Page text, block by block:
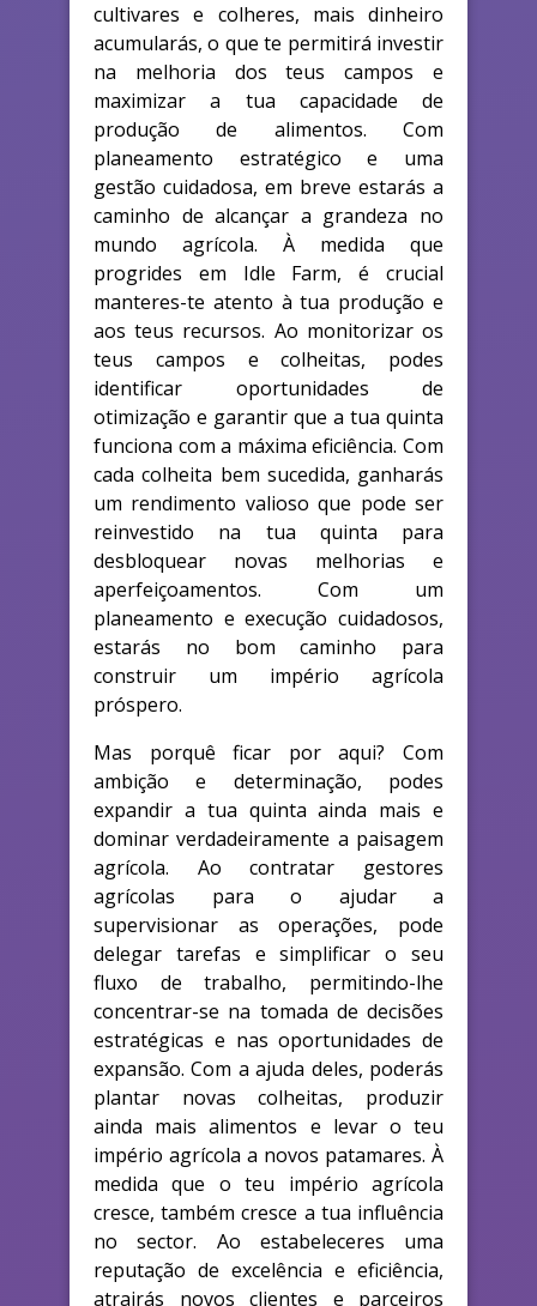
cultivares e colheres, mais dinheiro
acumularás, o que te permitirá investir
na melhoria dos teus campos e
maximizar a tua capacidade de
produção de alimentos. Com
planeamento estratégico e uma
gestão cuidadosa, em breve estarás a
caminho de alcançar a grandeza no
mundo agrícola. À medida que
progrides em Idle Farm, é crucial
manteres-te atento à tua produção e
aos teus recursos. Ao monitorizar os
teus campos e colheitas, podes
identificar oportunidades de
otimização e garantir que a tua quinta
funciona com a máxima eficiência. Com
cada colheita bem sucedida, ganharás
um rendimento valioso que pode ser
reinvestido na tua quinta para
desbloquear novas melhorias e
aperfeiçoamentos. Com um
planeamento e execução cuidadosos,
estarás no bom caminho para
construir um império agrícola
próspero.
Mas porquê ficar por aqui? Com
ambição e determinação, podes
expandir a tua quinta ainda mais e
dominar verdadeiramente a paisagem
agrícola. Ao contratar gestores
agrícolas para o ajudar a
supervisionar as operações, pode
delegar tarefas e simplificar o seu
fluxo de trabalho, permitindo-lhe
concentrar-se na tomada de decisões
estratégicas e nas oportunidades de
expansão. Com a ajuda deles, poderás
plantar novas colheitas, produzir
ainda mais alimentos e levar o teu
império agrícola a novos patamares. À
medida que o teu império agrícola
cresce, também cresce a tua influência
no sector. Ao estabeleceres uma
reputação de excelência e eficiência,
atrairás novos clientes e parceiros